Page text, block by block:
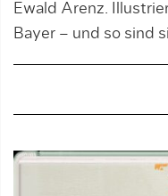
Ewald Arenz.
Bayer – und so sind